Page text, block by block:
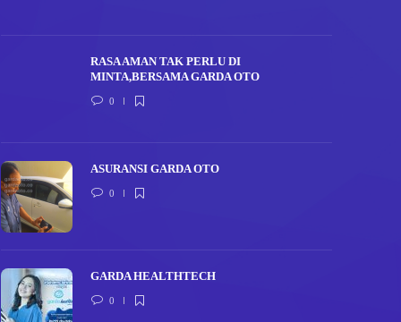
RASA AMAN TAK PERLU DI
MINTA,BERSAMA GARDA OTO
0
ASURANSI GARDA OTO
0
GARDA HEALTHTECH
0